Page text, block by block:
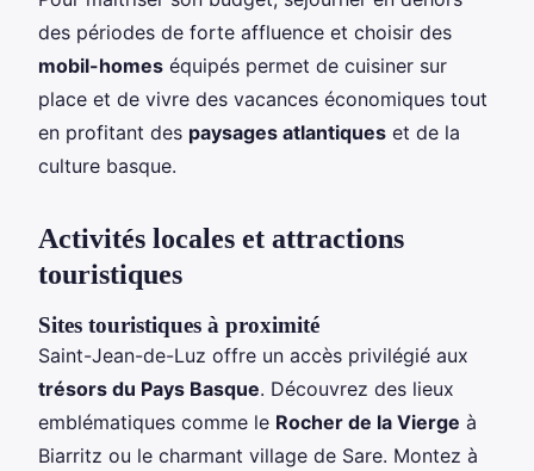
des périodes de forte affluence et choisir des
mobil-homes équipés permet de cuisiner sur
place et de vivre des vacances économiques tout
en profitant des paysages atlantiques et de la
culture basque.
Activités locales et attractions
touristiques
Sites touristiques à proximité
Saint-Jean-de-Luz offre un accès privilégié aux
trésors du Pays Basque. Découvrez des lieux
emblématiques comme le Rocher de la Vierge à
Biarritz ou le charmant village de Sare. Montez à